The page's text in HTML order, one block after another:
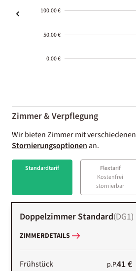
100.00 €
50.00 €
0.00 €
01-02
Zimmer & Verpflegung
Wir bieten Zimmer mit verschiedenen
Stornierungsoptionenan.
Standardtarif
Flextarif
Kostenfrei
stornierbar
Doppelzimmer Standard(DG1)
ZIMMERDETAILS
Frühstück p.P.41 €